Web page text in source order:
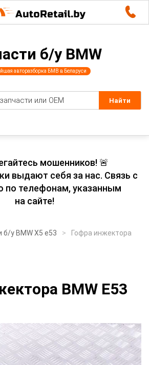
б/у BMW
авторазборка БМВ в Беларуси
мошенников! 🚨
выдают себя за нас. Связь с
по телефонам, указанным
на сайте!
б/у BMW X5 e53
Гофра инжектора
BMW E53